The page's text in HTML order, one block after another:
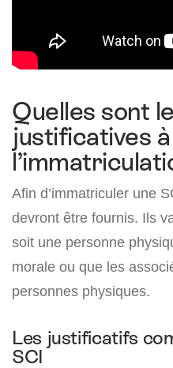
Quelles sont
justificatives
Afin d’immatriculer une
devront être fournis. Ils
soit une personne
morale ou que les
personnes physiques.
Les justificatifs
SCI